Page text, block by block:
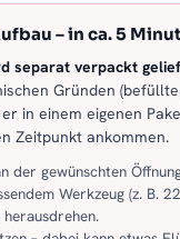
– in ca. 5
separat verpackt
Gründen
in einem eigenen
Zeitpunkt ankommen.
der gewünschten
Werkzeug (z. B.
herausdrehen.